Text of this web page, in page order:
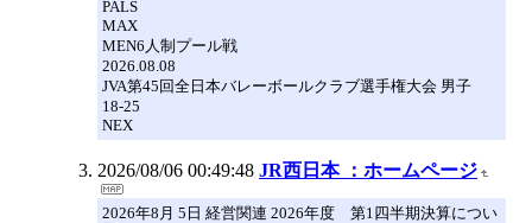
PALS
MAX
MEN6人制プール戦
2026.08.08
JVA第45回全日本バレーボールクラブ選手権大会 男子
18-25
NEX
2026/08/06 00:49:48 JR西日本 ：ホームページ
2026年8月 5日 経営関連 2026年度 第1四半期決算につい